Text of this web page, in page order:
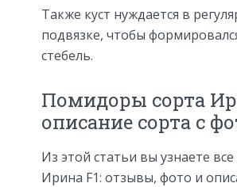
Также куст нуждается в
подвязке, чтобы
стебель.
Помидоры сорта
описание сорта с
Из этой статьи вы узнаете
Ирина F1: отзывы, фото и